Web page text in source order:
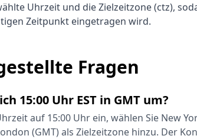
Uhrzeit und die Zielzeitzone (ctz),
Zeitpunkt eingetragen wird.
Fragen
15:00 Uhr EST in GMT um?
auf 15:00 Uhr ein, wählen Sie New
(GMT) als Zielzeitzone hinzu. Der